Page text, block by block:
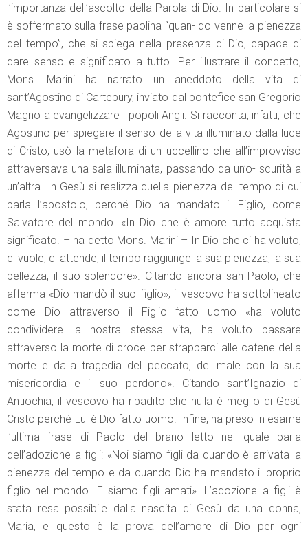
l’importanza dell’ascolto della Parola di Dio. In particolare si
è soffermato sulla frase paolina “quan- do venne la pienezza
del tempo”, che si spiega nella presenza di Dio, capace di
dare senso e significato a tutto. Per illustrare il concetto,
Mons. Marini ha narrato un aneddoto della vita di
sant’Agostino di Cartebury, inviato dal pontefice san Gregorio
Magno a evangelizzare i popoli Angli. Si racconta, infatti, che
Agostino per spiegare il senso della vita illuminato dalla luce
di Cristo, usò la metafora di un uccellino che all’improvviso
attraversava una sala illuminata, passando da un’o- scurità a
un’altra. In Gesù si realizza quella pienezza del tempo di cui
parla l’apostolo, perché Dio ha mandato il Figlio, come
Salvatore del mondo. «In Dio che è amore tutto acquista
significato. – ha detto Mons. Marini – In Dio che ci ha voluto,
ci vuole, ci attende, il tempo raggiunge la sua pienezza, la sua
bellezza, il suo splendore». Citando ancora san Paolo, che
afferma «Dio mandò il suo figlio», il vescovo ha sottolineato
come Dio attraverso il Figlio fatto uomo «ha voluto
condividere la nostra stessa vita, ha voluto passare
attraverso la morte di croce per strapparci alle catene della
morte e dalla tragedia del peccato, del male con la sua
misericordia e il suo perdono». Citando sant’Ignazio di
Antiochia, il vescovo ha ribadito che nulla è meglio di Gesù
Cristo perché Lui è Dio fatto uomo. Infine, ha preso in esame
l’ultima frase di Paolo del brano letto nel quale parla
dell’adozione a figli: «Noi siamo figli da quando è arrivata la
pienezza del tempo e da quando Dio ha mandato il proprio
figlio nel mondo. E siamo figli amati». L’adozione a figli è
stata resa possibile dalla nascita di Gesù da una donna,
Maria, e questo è la prova dell’amore di Dio per ogni